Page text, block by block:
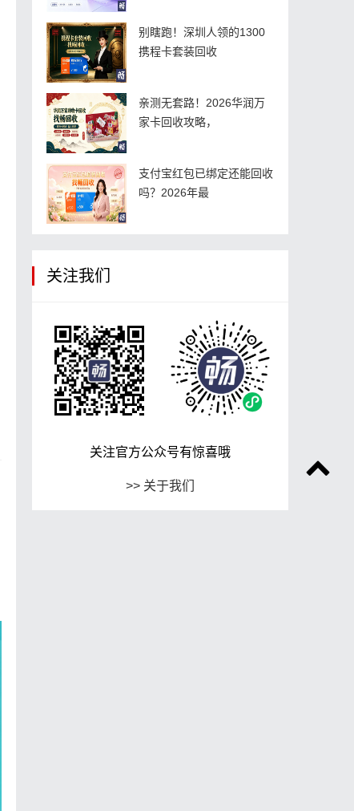
别瞎跑！深圳人领的1300
携程卡套装回收
亲测无套路！2026华润万
家卡回收攻略，
支付宝红包已绑定还能回收
吗？2026年最
关注我们
关注官方公众号有惊喜哦
>> 关于我们